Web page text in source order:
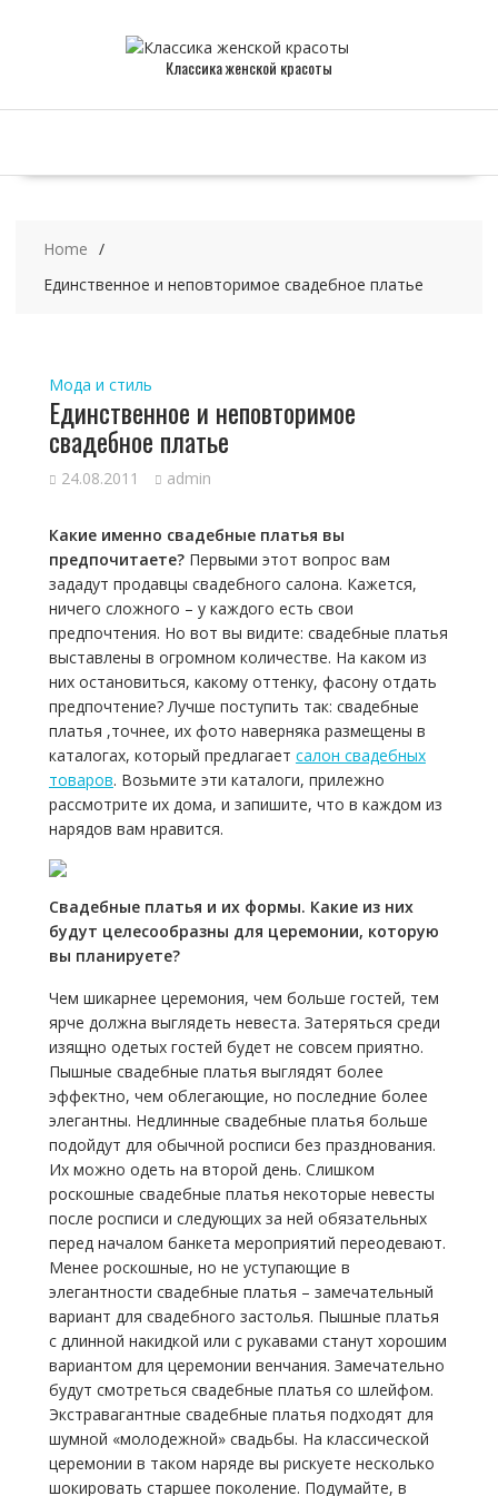
Классика женской красоты
Home
Единственное и неповторимое свадебное платье
Мода и стиль
Единственное и неповторимое
свадебное платье
24.08.2011 admin
Какие именно свадебные платья вы
предпочитаете? Первыми этот вопрос вам
зададут продавцы свадебного салона. Кажется,
ничего сложного – у каждого есть свои
предпочтения. Но вот вы видите: свадебные платья
выставлены в огромном количестве. На каком из
них остановиться, какому оттенку, фасону отдать
предпочтение? Лучше поступить так: свадебные
платья ,точнее, их фото наверняка размещены в
каталогах, который предлагает салон свадебных
товаров. Возьмите эти каталоги, прилежно
рассмотрите их дома, и запишите, что в каждом из
нарядов вам нравится.
Свадебные платья и их формы. Какие из них
будут целесообразны для церемонии, которую
вы планируете?
Чем шикарнее церемония, чем больше гостей, тем
ярче должна выглядеть невеста. Затеряться среди
изящно одетых гостей будет не совсем приятно.
Пышные свадебные платья выглядят более
эффектно, чем облегающие, но последние более
элегантны. Недлинные свадебные платья больше
подойдут для обычной росписи без празднования.
Их можно одеть на второй день. Слишком
роскошные свадебные платья некоторые невесты
после росписи и следующих за ней обязательных
перед началом банкета мероприятий переодевают.
Менее роскошные, но не уступающие в
элегантности свадебные платья – замечательный
вариант для свадебного застолья. Пышные платья
с длинной накидкой или с рукавами станут хорошим
вариантом для церемонии венчания. Замечательно
будут смотреться свадебные платья со шлейфом.
Экстравагантные свадебные платья подходят для
шумной «молодежной» свадьбы. На классической
церемонии в таком наряде вы рискуете несколько
шокировать старшее поколение. Подумайте, в